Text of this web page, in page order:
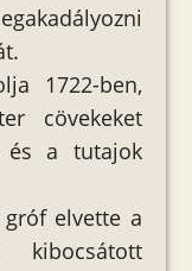
1722-ben,
cövekeket
és a tutajok
gróf elvette a